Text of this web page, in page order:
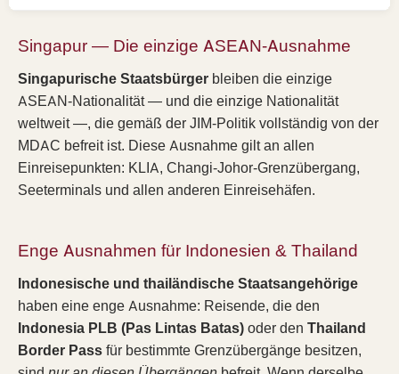
Singapur — Die einzige ASEAN-Ausnahme
Singapurische Staatsbürger bleiben die einzige
ASEAN-Nationalität — und die einzige Nationalität
weltweit —, die gemäß der JIM-Politik vollständig von der
MDAC befreit ist. Diese Ausnahme gilt an allen
Einreisepunkten: KLIA, Changi-Johor-Grenzübergang,
Seeterminals und allen anderen Einreisehäfen.
Enge Ausnahmen für Indonesien & Thailand
Indonesische und thailändische Staatsangehörige
haben eine enge Ausnahme: Reisende, die den
Indonesia PLB (Pas Lintas Batas)oder den Thailand
Border Passfür bestimmte Grenzübergänge besitzen,